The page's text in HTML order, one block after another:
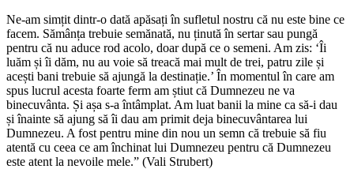
Ne-am simțit dintr-o dată apăsați în sufletul nostru că nu este bine ce
facem. Sămânța trebuie semănată, nu ținută în sertar sau pungă
pentru că nu aduce rod acolo, doar după ce o semeni. Am zis: ‘Îi
luăm și îi dăm, nu au voie să treacă mai mult de trei, patru zile și
acești bani trebuie să ajungă la destinație.’ În momentul în care am
spus lucrul acesta foarte ferm am știut că Dumnezeu ne va
binecuvânta. Și așa s-a întâmplat. Am luat banii la mine ca să-i dau
și înainte să ajung să îi dau am primit deja binecuvântarea lui
Dumnezeu. A fost pentru mine din nou un semn că trebuie să fiu
atentă cu ceea ce am închinat lui Dumnezeu pentru că Dumnezeu
este atent la nevoile mele.” (Vali Strubert)